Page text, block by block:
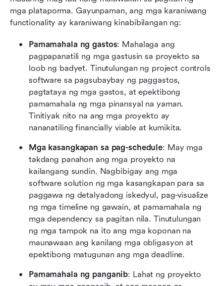
mga plataporma. Gayunpaman, ang mga karaniwang
functionality ay karaniwang kinabibilangan ng:
Pamamahala ng gastos: Mahalaga ang
pagpapanatili ng mga gastusin sa proyekto sa
loob ng badyet. Tinutulungan ng project controls
software sa pagsubaybay ng paggastos,
pagtataya ng mga gastos, at epektibong
pamamahala ng mga pinansyal na yaman.
Tinitiyak nito na ang mga proyekto ay
nananatiling financially viable at kumikita.
Mga kasangkapan sa pag-schedule: May mga
takdang panahon ang mga proyekto na
kailangang sundin. Nagbibigay ang mga
software solution ng mga kasangkapan para sa
paggawa ng detalyadong iskedyul, pag-visualize
ng mga timeline ng gawain, at pamamahala ng
mga dependency sa pagitan nila. Tinutulungan
ng mga tampok na ito ang mga koponan na
maunawaan ang kanilang mga obligasyon at
epektibong matugunan ang mga deadline.
Pamamahala ng panganib: Lahat ng proyekto